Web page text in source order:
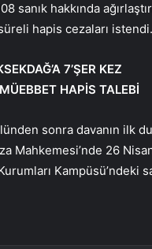
sanık hakkında
hapis cezaları istendi.
7’ŞER KEZ
HAPİS TALEBİ
sonra davanın ilk
Mahkemesi’nde 26
Kampüsü’ndeki